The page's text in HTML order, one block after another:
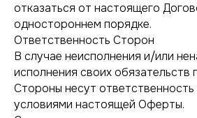
отказаться от настоящего
одностороннем порядке.
Ответственность Сторон
В случае неисполнения и/или
исполнения своих обязательств
Стороны несут
условиями настоящей Оферты.